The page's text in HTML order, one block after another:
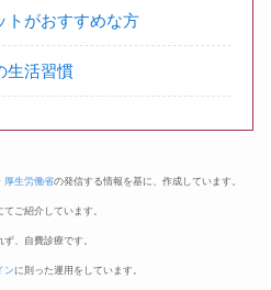
トがおすすめな方
生活習慣
・ 厚生労働省の発信する情報を基に、作成しています。
ご紹介しています。
、自費診療です。
ン に則った運用をしています。